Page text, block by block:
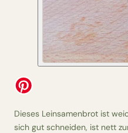
Dieses Leinsamenbrot ist
sich gut schneiden, ist nett